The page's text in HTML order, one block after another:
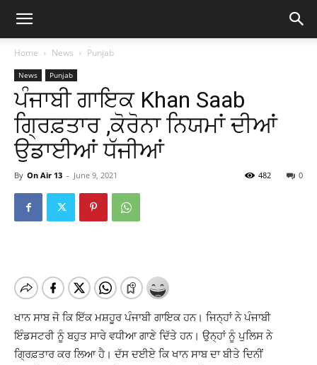
Home News Punjab
News Punjab
ਪੰਜਾਬੀ ਗਾਇਕ Khan Saab
ਗ੍ਰਿਫ਼ਤਾਰ ,ਕੋਰੋਨਾ ਨਿਯਮਾਂ ਦੀਆਂ
ਉਡਾਈਆਂ ਧੱਜੀਆਂ
By On Air 13 - June 9, 2021 0
482
ਖਾਨ ਸਾਬ ਜੋ ਕਿ ਇੱਕ ਮਸ਼ਹੂਰ ਪੰਜਾਬੀ ਗਾਇਕ ਹਨ। ਜਿਨ੍ਹਾਂ ਨੇ ਪੰਜਾਬੀ
ਇੰਡਸਟਰੀ ਨੂੰ ਬਹੁਤ ਸਾਰੇ ਵਧੀਆ ਗਾਣੇ ਦਿੱਤੇ ਹਨ। ਉਨ੍ਹਾਂ ਨੂੰ ਪੁਲਿਸ ਨੇ
ਗ੍ਰਿਫ਼ਤਾਰ ਕਰ ਲਿਆ ਹੈ। ਦੱਸ ਦਈਏ ਕਿ ਖਾਨ ਸਾਬ ਦਾ ਬੀਤੇ ਦਿਨੀਂ